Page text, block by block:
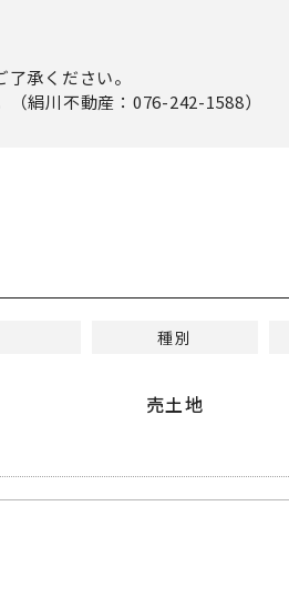
承ください。
絹川不動産：076-242-1588）
種別
売土地